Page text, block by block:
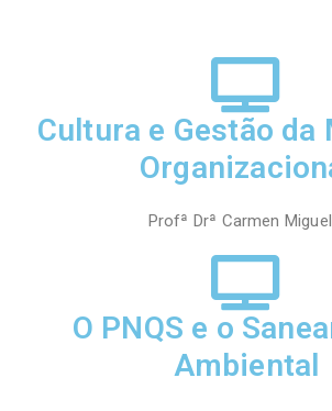
Cultura e Gestão da
Profª Drª Carmen
O PNQS e o
Ambiental